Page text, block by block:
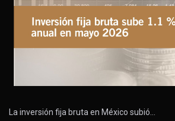
La inversión fija bruta en México subió…